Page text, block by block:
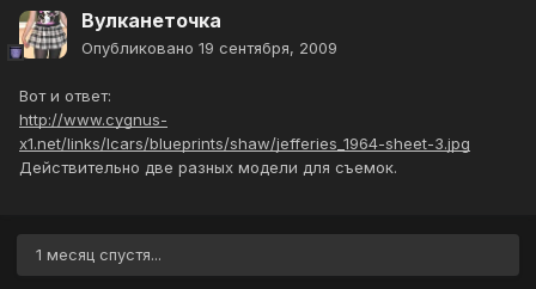
Вулканеточка
Опубликовано 19 сентября, 2009
Вот и ответ:
http://www.cygnus-
x1.net/links/lcars/blueprints/shaw/jefferies_1964-sheet-3.jpg
Действительно две разных модели для съемок.
1 месяц спустя...